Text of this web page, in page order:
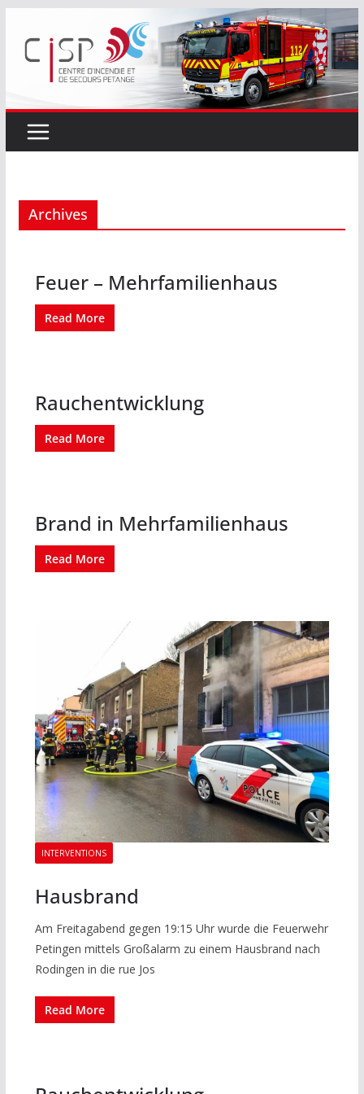
contenu
Archives
Feuer – Mehrfamilienhaus
Read More
Rauchentwicklung
Read More
Brand in Mehrfamilienhaus
Read More
INTERVENTIONS
Hausbrand
Am Freitagabend gegen 19:15 Uhr wurde die Feuerwehr
Petingen mittels Großalarm zu einem Hausbrand nach
Rodingen in die rue Jos
Read More